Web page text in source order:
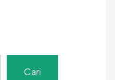
Cari